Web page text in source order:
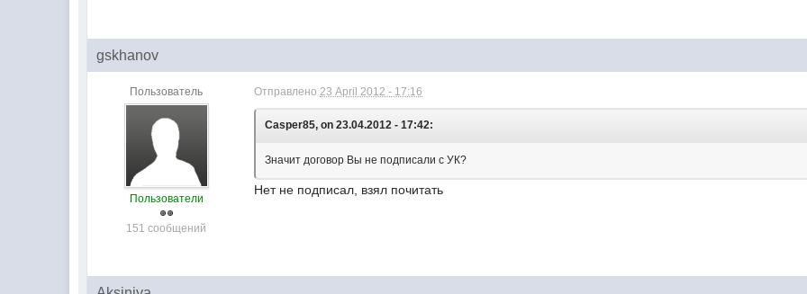
gskhanov
Пользователь
Пользователи
151 сообщений
Отправлено23 April 2012 - 17:16
Casper85, on 23.04.2012 - 17:42:
Значит договор Вы не подписали с УК?
Нет не подписал, взял почитать